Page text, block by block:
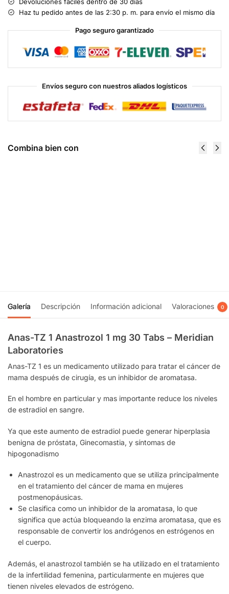
Haz tu pedido antes de las 2:30 p. m. para envío el mismo día
Pago seguro garantizado
Envíos seguro con nuestros aliados logísticos
Combina bien con
Galería Descripción Información adicional Valoraciones 0
Anas-TZ 1 Anastrozol 1 mg 30 Tabs – Meridian
Laboratories
Anas-TZ 1 es un medicamento utilizado para tratar el cáncer de
mama después de cirugía, es un inhibidor de aromatasa.
En el hombre en particular y mas importante reduce los niveles
de estradiol en sangre.
Ya que este aumento de estradiol puede generar hiperplasia
benigna de próstata, Ginecomastia, y síntomas de
hipogonadismo
Anastrozol es un medicamento que se utiliza principalmente
en el tratamiento del cáncer de mama en mujeres
postmenopáusicas.
Se clasifica como un inhibidor de la aromatasa, lo que
significa que actúa bloqueando la enzima aromatasa, que es
responsable de convertir los andrógenos en estrógenos en
el cuerpo.
Además, el anastrozol también se ha utilizado en el tratamiento
de la infertilidad femenina, particularmente en mujeres que
tienen niveles elevados de estrógeno.